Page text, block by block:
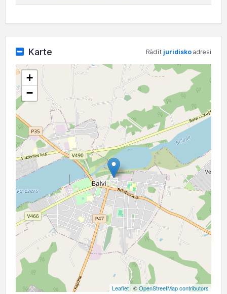
Karte Rādīt juridisko adresi
+
−
Leaflet | ©OpenStreetMap contributors